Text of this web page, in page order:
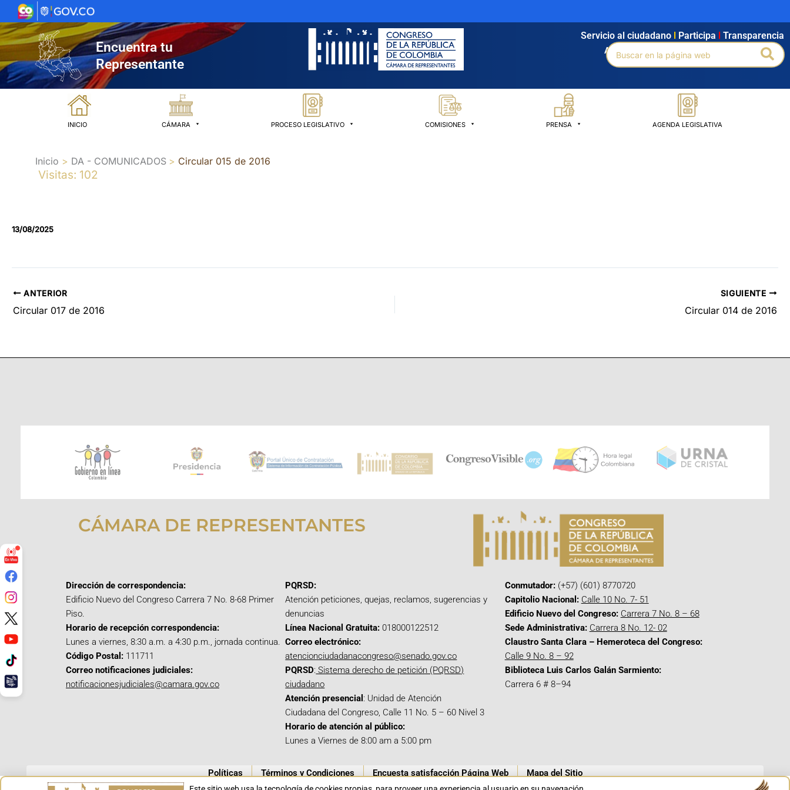
al
contenido
Encuentra tu
Representante
Agendamiento Intranet Búsqueda avanzada
Servicio al ciudadano Participa Transparencia
Buscar
por:
INICIO CÁMARA PROCESO LEGISLATIVO COMISIONES PRENSA AGENDA LEGISLATIVA
Inicio DA - COMUNICADOS Circular 015 de 2016
Visitas: 102
13/08/2025
ANTERIOR
Circular 017 de 2016
SIGUIENTE
Circular 014 de 2016
CÁMARA DE REPRESENTANTES
Dirección de correspondencia:
Edificio Nuevo del Congreso Carrera 7 No. 8-68 Primer
Piso.
Horario de recepción correspondencia:
Lunes a viernes, 8:30 a.m. a 4:30 p.m., jornada continua.
Código Postal: 111711
Correo notificaciones judiciales:
notificacionesjudiciales@camara.gov.co
PQRSD:
Atención peticiones, quejas, reclamos, sugerencias y
denuncias
Línea Nacional Gratuita: 018000122512
Correo electrónico:
atencionciudadanacongreso@senado.gov.co
PQRSD: Sistema derecho de petición (PQRSD)
ciudadano
Atención presencial : Unidad de Atención
Ciudadana del Congreso, Calle 11 No. 5 – 60 Nivel 3
Horario de atención al público:
Lunes a Viernes de 8:00 am a 5:00 pm
Conmutador:(+57) (601) 8770720
Capitolio Nacional: Calle 10 No. 7- 51
Edificio Nuevo del Congreso: Carrera 7 No. 8 – 68
Sede Administrativa: Carrera 8 No. 12- 02
Claustro Santa Clara – Hemeroteca del Congreso:
Calle 9 No. 8 – 92
Biblioteca Luis Carlos Galán Sarmiento:
Carrera 6 # 8–94
Políticas Términos y Condiciones Encuesta satisfacción Página Web Mapa del Sitio